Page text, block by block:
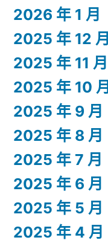
2026 年 1 月
2025 年 12 月
2025 年 11 月
2025 年 10 月
2025 年 9 月
2025 年 8 月
2025 年 7 月
2025 年 6 月
2025 年 5 月
2025 年 4 月